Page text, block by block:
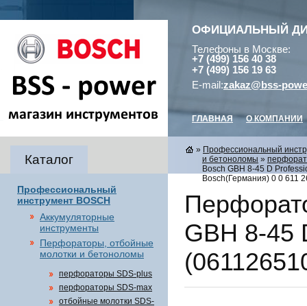
ОФИЦИАЛЬНЫЙ
Телефоны в Москве:
+7 (499) 156 40 38
+7 (499) 156 19 63
E-mail:zakaz@bss-
ГЛАВНАЯ О КОМПАНИИ
Каталог
Профессиональный
инструмент BOSCH
Аккумуляторные
инструменты
Перфораторы, отбойные
молотки и бетоноломы
перфораторы SDS-plus
перфораторы SDS-max
отбойные молотки SDS-
» Профессиональный
и бетоноломы »
Bosch GBH 8-45 D
Bosch(Германия) 0 0 611
GBH 8-45